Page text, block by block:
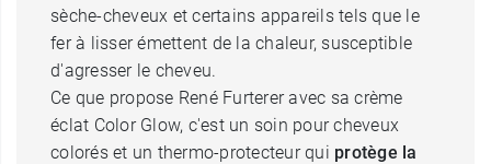
sèche-cheveux et certains appareils tels que le
fer à lisser émettent de la chaleur, susceptible
d'agresser le cheveu.
Ce que propose René Furterer avec sa crème
éclat Color Glow, c'est un soin pour cheveux
colorés et un thermo-protecteur qui protège la